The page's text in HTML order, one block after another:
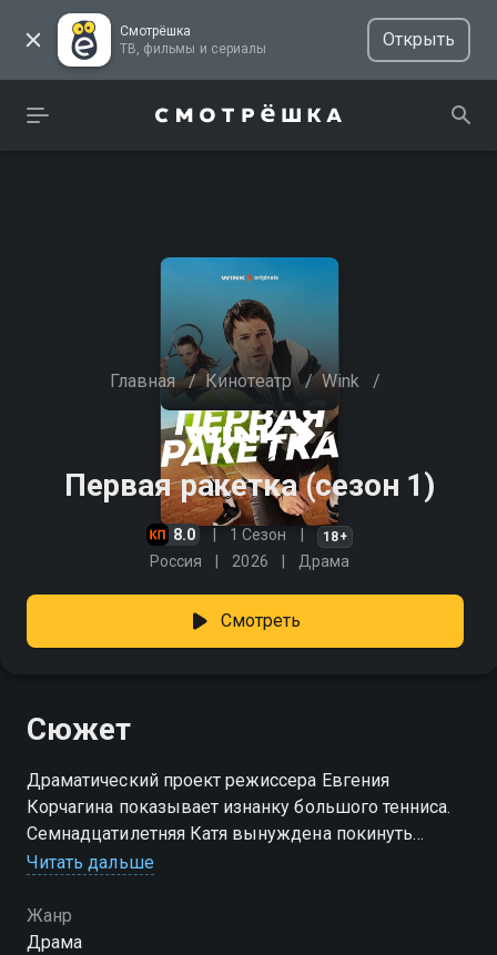
Смотрёшка
ТВ, фильмы и сериалы
Открыть
Главная / Кинотеатр / Wink /
Первая ракетка (сезон 1)
8.0 1 Сезон 18+
Россия 2026 Драма
Смотреть
Сюжет
Драматический проект режиссера Евгения
Корчагина показывает изнанку большого тенниса.
Семнадцатилетняя Катя вынуждена покинуть
профессиональную лигу из-за финансовых
продолжает зарабатывать выступлениями на
столичных кортах. Здесь одаренную девушку
Читать дальше
Жанр
Драма